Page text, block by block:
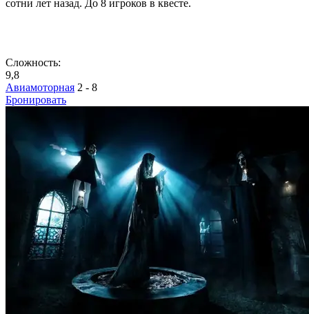
сотни лет назад. До 8 игроков в квесте.
Сложность:
9,8
Авиамоторная 2 - 8
Бронировать